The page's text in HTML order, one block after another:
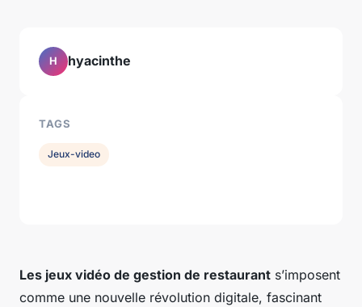
Les jeux vidéo de gestion de restaurant s’imposent
comme une nouvelle révolution digitale, fascinant
H hyacinthe
TAGS
Jeux-video